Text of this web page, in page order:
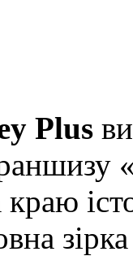
Plus